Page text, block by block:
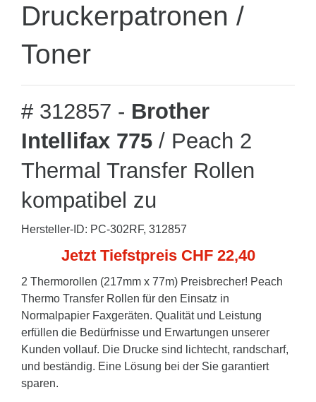
Druckerpatronen /
Toner
# 312857 - Brother
Intellifax 775 / Peach 2
Thermal Transfer Rollen
kompatibel zu
Hersteller-ID: PC-302RF, 312857
Jetzt Tiefstpreis CHF 22,40
2 Thermorollen (217mm x 77m) Preisbrecher! Peach
Thermo Transfer Rollen für den Einsatz in
Normalpapier Faxgeräten. Qualität und Leistung
erfüllen die Bedürfnisse und Erwartungen unserer
Kunden vollauf. Die Drucke sind lichtecht, randscharf,
und beständig. Eine Lösung bei der Sie garantiert
sparen.